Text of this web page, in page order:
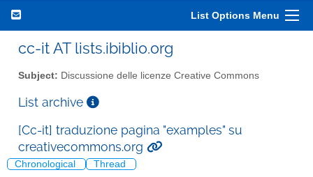
List Options Menu
cc-it AT lists.ibiblio.org
Subject: Discussione delle licenze Creative Commons
List archive
[Cc-it] traduzione pagina "examples" su
creativecommons.org
Chronological Thread